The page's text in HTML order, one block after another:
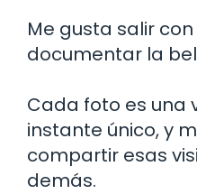
Me gusta salir
documentar la
Cada foto es una
instante único, y
compartir esas
demás.